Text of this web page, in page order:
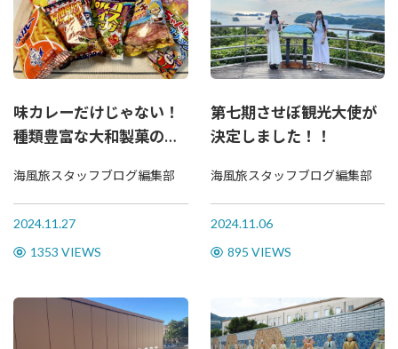
味カレーだけじゃない！
種類豊富な大和製菓の小
海風旅スタッフブログ編集部
2024.11.27
1353 VIEWS
第七期させぼ観光大使が
決定しました！！
海風旅スタッフブログ編集部
2024.11.06
895 VIEWS